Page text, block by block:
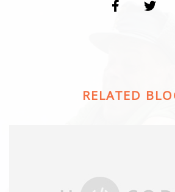
RELATED